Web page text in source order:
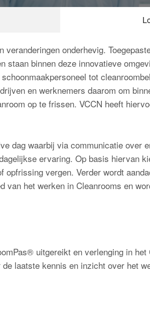
veranderingen onderhevig.
staan binnen deze innovatieve
tot
en werknemers daarom om
op te frissen. VCCN heeft
dag waarbij via communicatie over
ervaring. Op basis hiervan
opfrissing vergen. Verder wordt
van het werken in Cleanrooms en
uitgereikt en verlenging in het
laatste kennis en inzicht over het